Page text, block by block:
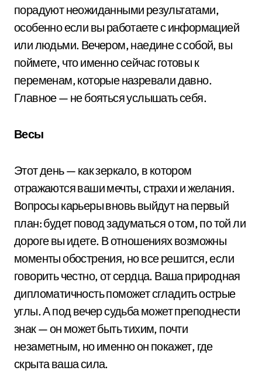
порадуют неожиданными результатами,
особенно если вы работаете с информацией
или людьми. Вечером, наедине с собой, вы
поймете, что именно сейчас готовы к
переменам, которые назревали давно.
Главное — не бояться услышать себя.
Весы
Этот день — как зеркало, в котором
отражаются ваши мечты, страхи и желания.
Вопросы карьеры вновь выйдут на первый
план: будет повод задуматься о том, по той ли
дороге вы идете. В отношениях возможны
моменты обострения, но все решится, если
говорить честно, от сердца. Ваша природная
дипломатичность поможет сгладить острые
углы. А под вечер судьба может преподнести
знак — он может быть тихим, почти
незаметным, но именно он покажет, где
скрыта ваша сила.